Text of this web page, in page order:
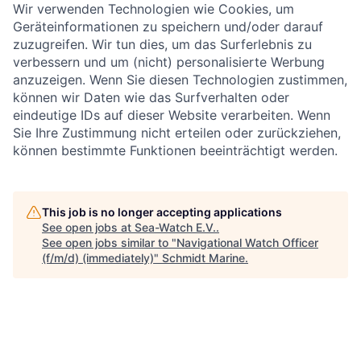
Wir verwenden Technologien wie Cookies, um
Geräteinformationen zu speichern und/oder darauf
zuzugreifen. Wir tun dies, um das Surferlebnis zu
verbessern und um (nicht) personalisierte Werbung
anzuzeigen. Wenn Sie diesen Technologien zustimmen,
können wir Daten wie das Surfverhalten oder
eindeutige IDs auf dieser Website verarbeiten. Wenn
Sie Ihre Zustimmung nicht erteilen oder zurückziehen,
können bestimmte Funktionen beeinträchtigt werden.
This job is no longer accepting applications
See open jobs at Sea-Watch E.V..
See open jobs similar to "Navigational Watch Officer
(f/m/d) (immediately)" Schmidt Marine.